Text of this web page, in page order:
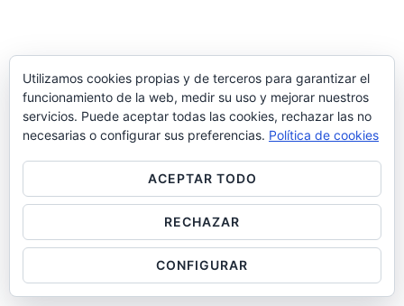
Utilizamos cookies propias y de terceros para garantizar el
funcionamiento de la web, medir su uso y mejorar nuestros
servicios. Puede aceptar todas las cookies, rechazar las no
necesarias o configurar sus preferencias. Política de cookies
ACEPTAR TODO
RECHAZAR
CONFIGURAR